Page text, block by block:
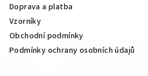
Doprava a platba
Vzorníky
Obchodní podmínky
Podmínky ochrany osobních údajů